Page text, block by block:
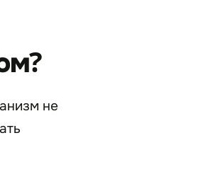
не